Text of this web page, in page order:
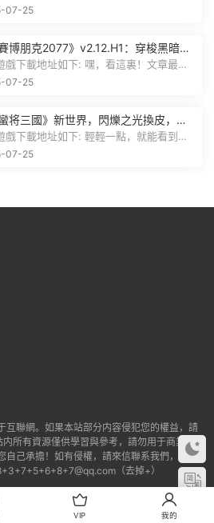
07-25
博朋克2077》v2.12.H1：穿梭黑暗都
未來世界的震撼
址如下: 嘿，看這裏！文章最後
，點一下就能加入我們的...
07-25
将三國》新世界，閃爍之光換皮，共
宴！
址如下: 輕輕一點，就能看到原
滑動一下屏幕，就能看到...
07-25
互聯網。如果本站部分内容侵犯您的權益，請
所有資源僅供學習與參考，請勿用于商業用
自己承擔！如有侵權，請來信聯系我們，我們
（去掉+）
号-1版權歸老貓所有
VIP 我的